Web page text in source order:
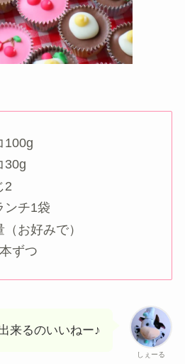
100g
30g
2
ンチ1袋
お好みで）
ずつ
しぇーる
来るのいいねー♪